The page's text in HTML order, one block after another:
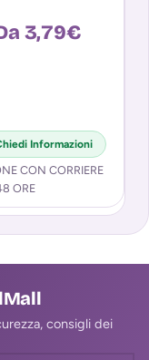
3,79€
Informazioni
CON CORRIERE
ORE
consigli dei